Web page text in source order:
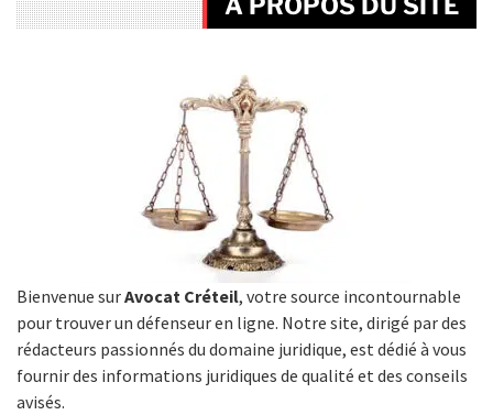
Bienvenue surAvocat Créteil, votre source incontournable
pour trouver un défenseur en ligne. Notre site, dirigé par des
rédacteurs passionnés du domaine juridique, est dédié à vous
fournir des informations juridiques de qualité et des conseils
avisés.